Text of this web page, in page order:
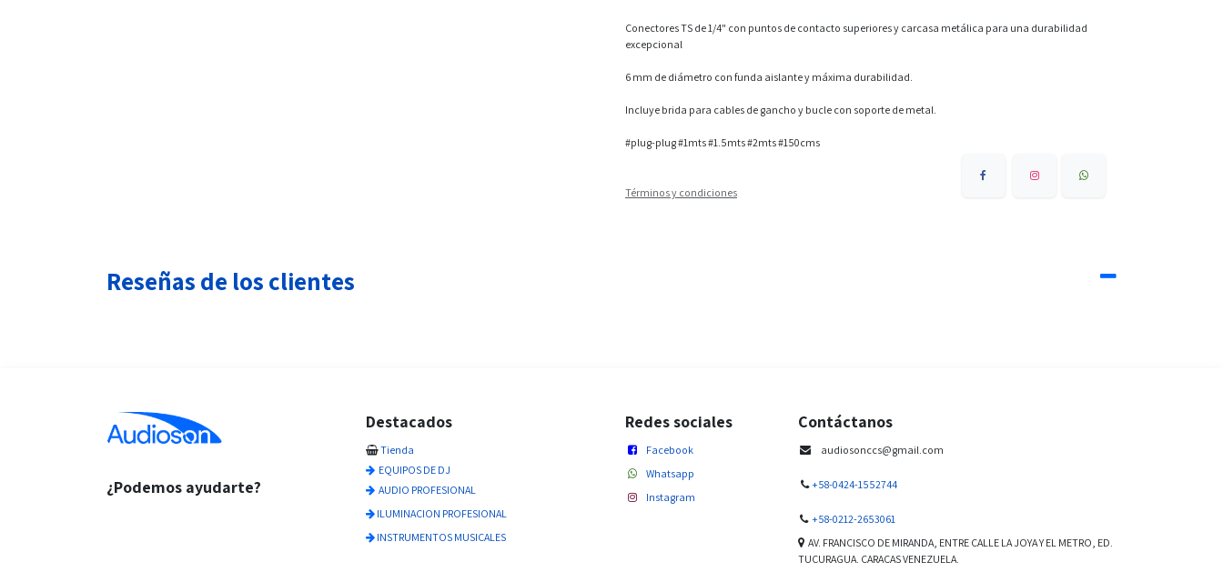
Conectores TS de 1/4" con puntos de contacto superiores y carcasa metálica para una durabilidad
excepcional
6 mm de diámetro con funda aislante y máxima durabilidad.
Incluye brida para cables de gancho y bucle con soporte de metal.
#plug-plug #1mts #1.5mts #2mts #150cms
Términos y condiciones
Reseñas de los clientes
¿Podemos ayudarte?
Destacados
Tienda
EQUIPOS DE DJ
AUDIO PROFESIONAL
ILUMINACION PROFESIONAL
INSTRUMENTOS MUSICALES
Redes sociales
Facebook
Whatsapp
Instagram
Contáctanos
audiosonccs@gmail.com
+58-0424-1552744
+58-0212-2653061
AV. FRANCISCO DE MIRANDA, ENTRE CALLE LA JOYA Y EL METRO, ED.
TUCURAGUA. CARACAS VENEZUELA.